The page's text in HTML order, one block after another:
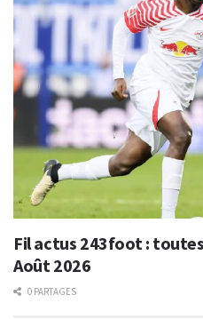
Fil actus 243foot :
Août 2026
0 PARTAGES